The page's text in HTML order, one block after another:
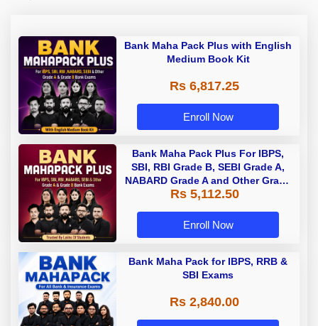
Bank Maha Pack Plus with English
Medium Book Kit
Rs 6,817.25
Enroll Now
Bank Maha Pack Plus For IBPS,
SBI, RBI Grade B, SEBI Grade A,
NABARD Grade A and Other Grade
A & Grade B Bank Exams
Rs 5,112.50
Enroll Now
Bank Maha Pack for IBPS, RRB &
SBI Exams
Rs 2,840.00